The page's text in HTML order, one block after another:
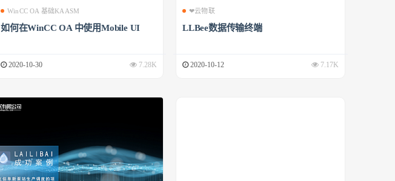
WinCC OA 基础KAASM
如何在WinCC OA 中使用Mobile UI
2020-10-30 7.28K
❤云物联
LLBee数据传输终端
2020-10-12 7.17K